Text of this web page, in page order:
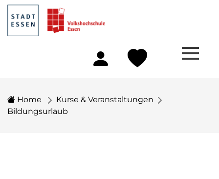
Home
Kurse & Veranstaltungen
Bildungsurlaub